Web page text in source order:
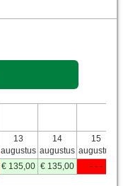
13
augustus
14
augustus
15
augustus
€ 135,00 € 135,00 - - -